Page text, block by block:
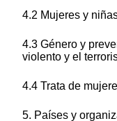
4.2 Mujeres y
4.3 Género y
violento y el
4.4 Trata de
5. Países y